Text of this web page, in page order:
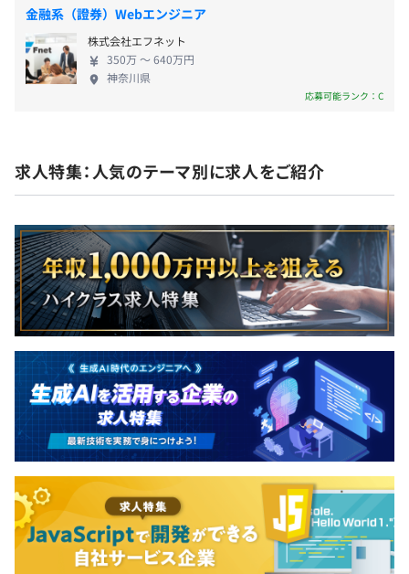
■夏季休暇：5日
■慶弔休暇
■産前・産後休暇
■育児休暇
■リフレッシュ休暇：勤続5年ごとに5日間の休暇＋３万
◾️裁量手当（職能資格による）
◾️家族手当
◾️通勤手当
◾️ライフプラン手当
◾️割増給（残業代）
賞与：年2回（7月、12月）
給与改訂：年1回（4月）
画・提案 ◆ システムコンサルティング ◆ サーバ構
築・運用 ◆ネットワークの構築、運用 ◆ データベー
スの設計・構築・チューニング ◆ ソフトウエアの開
発及び保守 ◆ Webコンテンツ企画・制作・保守 《3
いただきたい。 そして、社員全員に幸せな生活を実
現してもらうことが企業としての目標です。 これか
らも、エンジニア一人ひとりが着実に成長を感じる
ことができ、市場価値を高めていける環境づくりを
追求し続けます。 ◆リモートワークあり（在宅勤務
率80.3% ※2023年10月時点） ◆完全週休2日制 ◆
年間休日123日＋夏季休暇5日+平均有給取得数12.0日
（2022年度） ◆教育体制充実 ◆職場は非常にフラッ
トな雰囲気でコミュニケーションも良好 ◆在籍エン
ジニアのうち20代が33% ◆エンジニアでも定年退職
（60歳）まで続けられる会社 ◆上司は自分の話を聞
いてくれる ・・・ 81% ◆現場で働くメンバー間
の仲がよい ・・・ 81% ◆働きやすい環境で3年定
着率は95%以上！（中途23名、新卒29名入社）
金融系（證券）Webエンジニア
株式会社エフネット
350万 〜 640万円
神奈川県
応募可能ランク：C
求人特集：人気のテーマ別に求人をご紹介